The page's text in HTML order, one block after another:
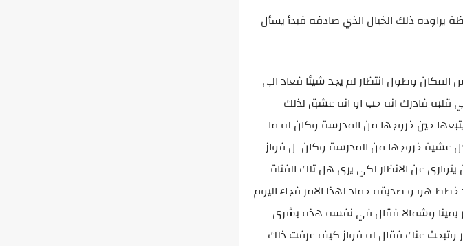
يراوده ذلك الخيال الذي صادفه فبدأ يسأل
المكان وطول انتظار لم يجد شيئا فعاد الى
قلبه فادرك انه حب او انه عشق لذلك
حين خروجها من المدرسة وكان له ما
كل عشية خروجها من المدرسة وكان ل فواز
عن الانظار لكي يرى هل تلك الفتاة
خطط هو و صديقه حماد لهذا الامر فجاء اليوم
يمينا وشمالا فقال في نفسه هذه بشرى
وتبحث عنك فقال له فواز كيف عرفت ذلك